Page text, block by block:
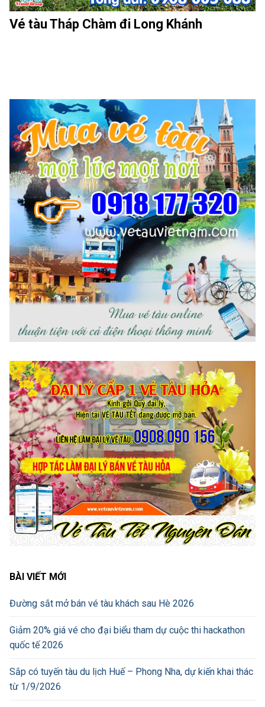
Vé tàu Tháp Chàm đi Long Khánh
BÀI VIẾT MỚI
Đường sắt mở bán vé tàu khách sau Hè 2026
Giảm 20% giá vé cho đại biểu tham dự cuộc thi hackathon
quốc tế 2026
Sắp có tuyến tàu du lịch Huế – Phong Nha, dự kiến khai thác
từ 1/9/2026